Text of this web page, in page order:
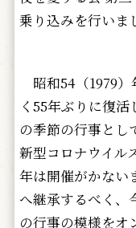
乗り込みを行いま
昭和54（1979）
く55年ぶりに復
の季節の行事とし
新型コロナウイル
年は開催がかない
へ継承するべく、
の行事の模様をオ